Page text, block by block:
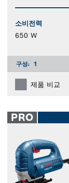
소비전력
650 W
구성: 1
제품 비교
PRO